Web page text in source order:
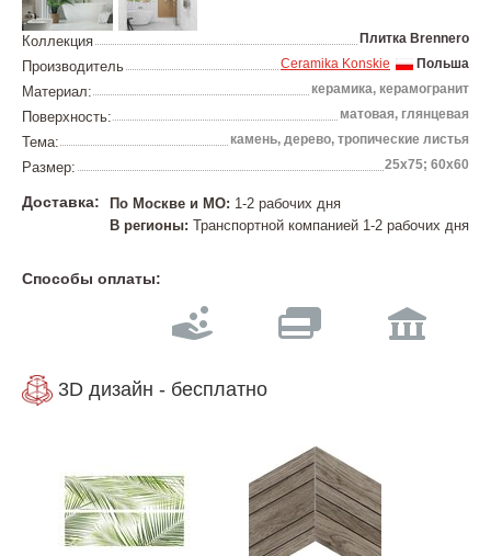
Коллекция Плитка Brennero
Производитель Польша
Ceramika Konskie
Материал: керамика, керамогранит
Поверхность: матовая, глянцевая
Тема: камень, дерево, тропические листья
Размер: 25х75; 60х60
Доставка: По Москве и МО: 1-2 рабочих дня
В регионы: Транспортной компанией 1-2 рабочих дня
Способы оплаты:
3D дизайн - бесплатно